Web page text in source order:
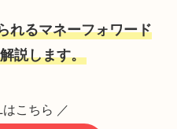
れるマネーフォワード
説します。
こちら ／